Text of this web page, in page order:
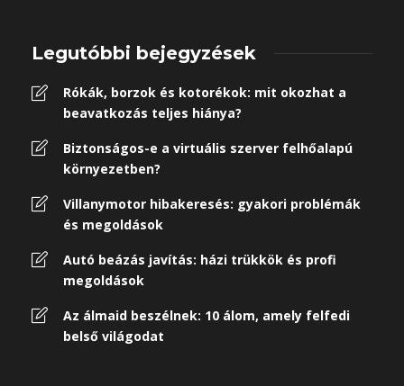
Legutóbbi bejegyzések
Rókák, borzok és kotorékok: mit okozhat a
beavatkozás teljes hiánya?
Biztonságos-e a virtuális szerver felhőalapú
környezetben?
Villanymotor hibakeresés: gyakori problémák
és megoldások
Autó beázás javítás: házi trükkök és profi
megoldások
Az álmaid beszélnek: 10 álom, amely felfedi
belső világodat